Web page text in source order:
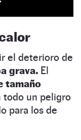
el deterioro de
grava. El
tamaño
todo un peligro
para los de